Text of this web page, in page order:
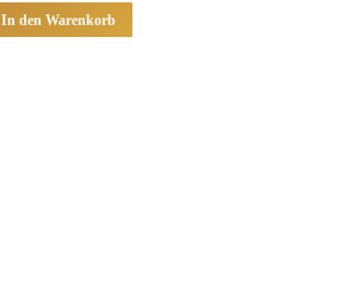
In den Warenkorb